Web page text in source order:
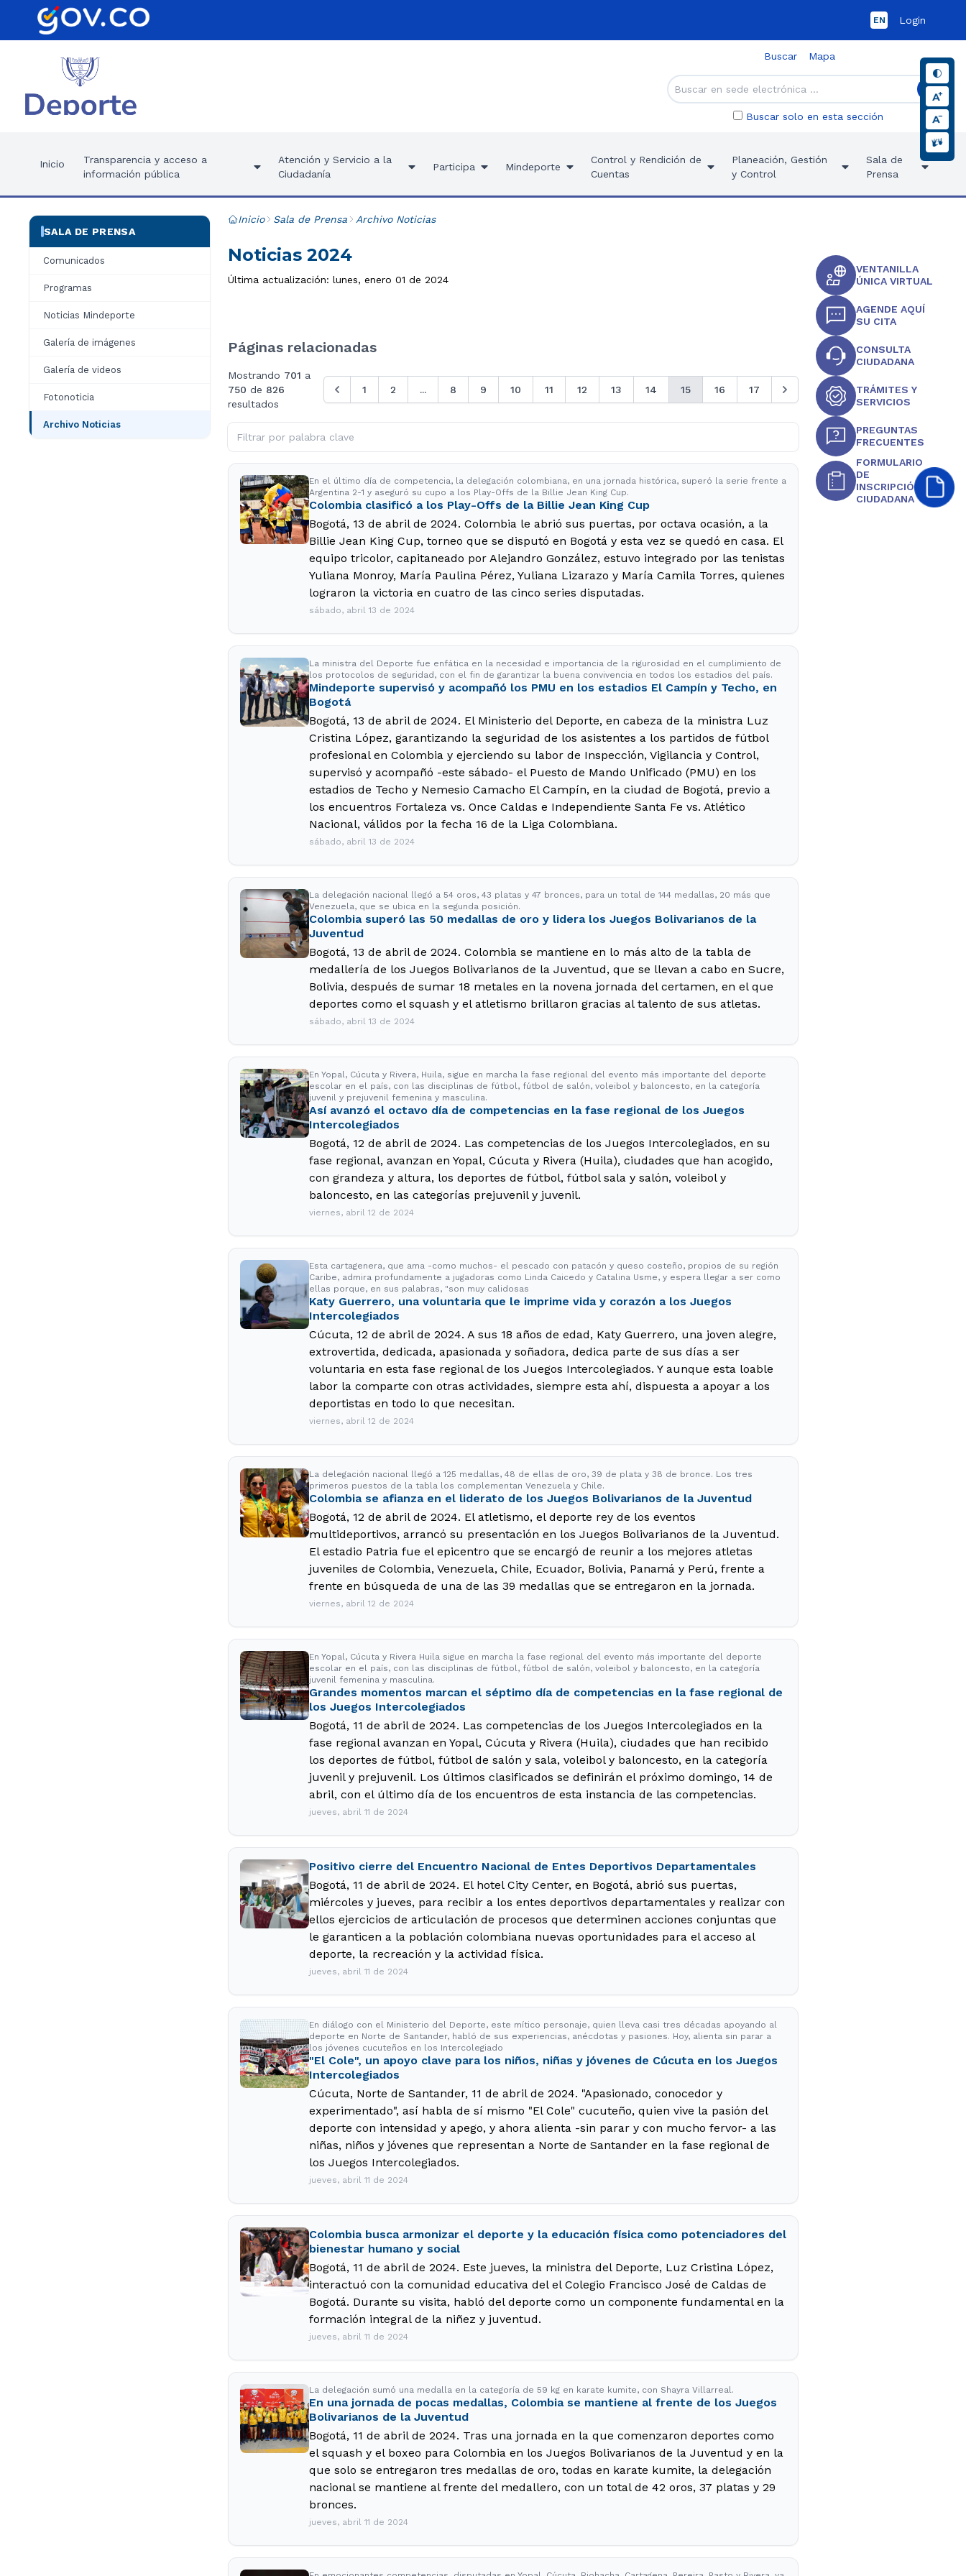
EN Login
Buscar Mapa
Buscar solo en esta sección
Inicio
Transparencia y acceso a
información pública
Atención y Servicio a la
Ciudadanía
Participa Mindeporte
Control y Rendición de
Cuentas
Planeación, Gestión
y Control
Sala de
Prensa
SALA DE PRENSA
Comunicados
Programas
Noticias Mindeporte
Galería de imágenes
Galería de videos
Fotonoticia
Archivo Noticias
Inicio Sala de Prensa Archivo Noticias
Noticias 2024
Última actualización: lunes, enero 01 de 2024
Páginas relacionadas
Mostrando 701 a
750 de 826
resultados
1 2 ... 8 9 10 11 12 13 14 15 16 17
En el último día de competencia, la delegación colombiana, en una jornada histórica, superó la serie frente a
Argentina 2-1 y aseguró su cupo a los Play-Offs de la Billie Jean King Cup.
Colombia clasificó a los Play-Offs de la Billie Jean King Cup
Bogotá, 13 de abril de 2024. Colombia le abrió sus puertas, por octava ocasión, a la
Billie Jean King Cup, torneo que se disputó en Bogotá y esta vez se quedó en casa. El
equipo tricolor, capitaneado por Alejandro González, estuvo integrado por las tenistas
Yuliana Monroy, María Paulina Pérez, Yuliana Lizarazo y María Camila Torres, quienes
lograron la victoria en cuatro de las cinco series disputadas.
sábado, abril 13 de 2024
La ministra del Deporte fue enfática en la necesidad e importancia de la rigurosidad en el cumplimiento de
los protocolos de seguridad, con el fin de garantizar la buena convivencia en todos los estadios del país.
Mindeporte supervisó y acompañó los PMU en los estadios El Campín y Techo, en
Bogotá
Bogotá, 13 de abril de 2024. El Ministerio del Deporte, en cabeza de la ministra Luz
Cristina López, garantizando la seguridad de los asistentes a los partidos de fútbol
profesional en Colombia y ejerciendo su labor de Inspección, Vigilancia y Control,
supervisó y acompañó -este sábado- el Puesto de Mando Unificado (PMU) en los
estadios de Techo y Nemesio Camacho El Campín, en la ciudad de Bogotá, previo a
los encuentros Fortaleza vs. Once Caldas e Independiente Santa Fe vs. Atlético
Nacional, válidos por la fecha 16 de la Liga Colombiana.
sábado, abril 13 de 2024
La delegación nacional llegó a 54 oros, 43 platas y 47 bronces, para un total de 144 medallas, 20 más que
Venezuela, que se ubica en la segunda posición.
Colombia superó las 50 medallas de oro y lidera los Juegos Bolivarianos de la
Juventud
Bogotá, 13 de abril de 2024. Colombia se mantiene en lo más alto de la tabla de
medallería de los Juegos Bolivarianos de la Juventud, que se llevan a cabo en Sucre,
Bolivia, después de sumar 18 metales en la novena jornada del certamen, en el que
deportes como el squash y el atletismo brillaron gracias al talento de sus atletas.
sábado, abril 13 de 2024
En Yopal, Cúcuta y Rivera, Huila, sigue en marcha la fase regional del evento más importante del deporte
escolar en el país, con las disciplinas de fútbol, fútbol de salón, voleibol y baloncesto, en la categoría
juvenil y prejuvenil femenina y masculina.
Así avanzó el octavo día de competencias en la fase regional de los Juegos
Intercolegiados
Bogotá, 12 de abril de 2024. Las competencias de los Juegos Intercolegiados, en su
fase regional, avanzan en Yopal, Cúcuta y Rivera (Huila), ciudades que han acogido,
con grandeza y altura, los deportes de fútbol, fútbol sala y salón, voleibol y
baloncesto, en las categorías prejuvenil y juvenil.
viernes, abril 12 de 2024
Esta cartagenera, que ama -como muchos- el pescado con patacón y queso costeño, propios de su región
Caribe, admira profundamente a jugadoras como Linda Caicedo y Catalina Usme, y espera llegar a ser como
ellas porque, en sus palabras, "son muy calidosas
Katy Guerrero, una voluntaria que le imprime vida y corazón a los Juegos
Intercolegiados
Cúcuta, 12 de abril de 2024. A sus 18 años de edad, Katy Guerrero, una joven alegre,
extrovertida, dedicada, apasionada y soñadora, dedica parte de sus días a ser
voluntaria en esta fase regional de los Juegos Intercolegiados. Y aunque esta loable
labor la comparte con otras actividades, siempre esta ahí, dispuesta a apoyar a los
deportistas en todo lo que necesitan.
viernes, abril 12 de 2024
La delegación nacional llegó a 125 medallas, 48 de ellas de oro, 39 de plata y 38 de bronce. Los tres
primeros puestos de la tabla los complementan Venezuela y Chile.
Colombia se afianza en el liderato de los Juegos Bolivarianos de la Juventud
Bogotá, 12 de abril de 2024. El atletismo, el deporte rey de los eventos
multideportivos, arrancó su presentación en los Juegos Bolivarianos de la Juventud.
El estadio Patria fue el epicentro que se encargó de reunir a los mejores atletas
juveniles de Colombia, Venezuela, Chile, Ecuador, Bolivia, Panamá y Perú, frente a
frente en búsqueda de una de las 39 medallas que se entregaron en la jornada.
viernes, abril 12 de 2024
En Yopal, Cúcuta y Rivera Huila sigue en marcha la fase regional del evento más importante del deporte
escolar en el país, con las disciplinas de fútbol, fútbol de salón, voleibol y baloncesto, en la categoría
juvenil femenina y masculina.
Grandes momentos marcan el séptimo día de competencias en la fase regional de
los Juegos Intercolegiados
Bogotá, 11 de abril de 2024. Las competencias de los Juegos Intercolegiados en la
fase regional avanzan en Yopal, Cúcuta y Rivera (Huila), ciudades que han recibido
los deportes de fútbol, fútbol de salón y sala, voleibol y baloncesto, en la categoría
juvenil y prejuvenil. Los últimos clasificados se definirán el próximo domingo, 14 de
abril, con el último día de los encuentros de esta instancia de las competencias.
jueves, abril 11 de 2024
Positivo cierre del Encuentro Nacional de Entes Deportivos Departamentales
Bogotá, 11 de abril de 2024. El hotel City Center, en Bogotá, abrió sus puertas,
miércoles y jueves, para recibir a los entes deportivos departamentales y realizar con
ellos ejercicios de articulación de procesos que determinen acciones conjuntas que
le garanticen a la población colombiana nuevas oportunidades para el acceso al
deporte, la recreación y la actividad física.
jueves, abril 11 de 2024
En diálogo con el Ministerio del Deporte, este mítico personaje, quien lleva casi tres décadas apoyando al
deporte en Norte de Santander, habló de sus experiencias, anécdotas y pasiones. Hoy, alienta sin parar a
los jóvenes cucuteños en los Intercolegiado
"El Cole", un apoyo clave para los niños, niñas y jóvenes de Cúcuta en los Juegos
Intercolegiados
Cúcuta, Norte de Santander, 11 de abril de 2024. "Apasionado, conocedor y
experimentado", así habla de sí mismo "El Cole" cucuteño, quien vive la pasión del
deporte con intensidad y apego, y ahora alienta -sin parar y con mucho fervor- a las
niñas, niños y jóvenes que representan a Norte de Santander en la fase regional de
los Juegos Intercolegiados.
jueves, abril 11 de 2024
Colombia busca armonizar el deporte y la educación física como potenciadores del
bienestar humano y social
Bogotá, 11 de abril de 2024. Este jueves, la ministra del Deporte, Luz Cristina López,
interactuó con la comunidad educativa del el Colegio Francisco José de Caldas de
Bogotá. Durante su visita, habló del deporte como un componente fundamental en la
formación integral de la niñez y juventud.
jueves, abril 11 de 2024
La delegación sumó una medalla en la categoría de 59 kg en karate kumite, con Shayra Villarreal.
En una jornada de pocas medallas, Colombia se mantiene al frente de los Juegos
Bolivarianos de la Juventud
Bogotá, 11 de abril de 2024. Tras una jornada en la que comenzaron deportes como
el squash y el boxeo para Colombia en los Juegos Bolivarianos de la Juventud y en la
que solo se entregaron tres medallas de oro, todas en karate kumite, la delegación
nacional se mantiene al frente del medallero, con un total de 42 oros, 37 platas y 29
bronces.
jueves, abril 11 de 2024
VENTANILLA
ÚNICA VIRTUAL
AGENDE AQUÍ
SU CITA
CONSULTA
CIUDADANA
TRÁMITES Y
SERVICIOS
PREGUNTAS
FRECUENTES
FORMULARIO
DE
INSCRIPCIÓN
CIUDADANA